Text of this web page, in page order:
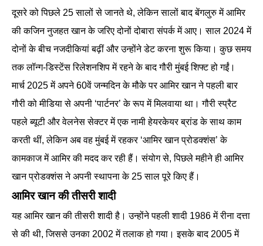
दूसरे को पिछले 25 सालों से जानते थे, लेकिन सालों बाद बेंगलुरु में आमिर
की कजिन नुजहत खान के जरिए दोनों दोबारा संपर्क में आए। साल 2024 में
दोनों के बीच नजदीकियां बढ़ीं और उन्होंने डेट करना शुरू किया। कुछ समय
तक लॉन्ग-डिस्टेंस रिलेशनशिप में रहने के बाद गौरी मुंबई शिफ्ट हो गईं।
मार्च 2025 में अपने 60वें जन्मदिन के मौके पर आमिर खान ने पहली बार
गौरी को मीडिया से अपनी ‘पार्टनर’ के रूप में मिलवाया था। गौरी स्प्रैट
पहले ब्यूटी और वेलनेस सेक्टर में एक नामी हेयरकेयर ब्रांड के साथ काम
करती थीं, लेकिन अब वह मुंबई में रहकर ‘आमिर खान प्रोडक्शंस’ के
कामकाज में आमिर की मदद कर रही हैं। संयोग से, पिछले महीने ही आमिर
खान प्रोडक्शंस ने अपनी स्थापना के 25 साल पूरे किए हैं।
आमिर खान की तीसरी शादी
यह आमिर खान की तीसरी शादी है। उन्होंने पहली शादी 1986 में रीना दत्ता
से की थी, जिससे उनका 2002 में तलाक हो गया। इसके बाद 2005 में